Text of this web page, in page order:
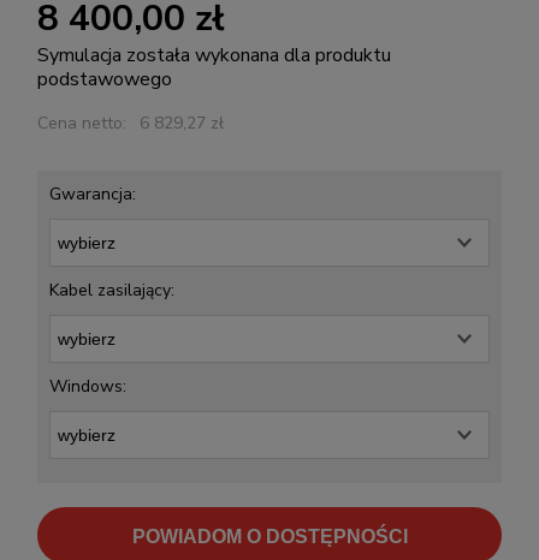
8 400,00 zł
Symulacja została wykonana dla produktu
podstawowego
Cena netto: 6 829,27 zł
Gwarancja:
Kabel zasilający:
Windows:
POWIADOM O DOSTĘPNOŚCI